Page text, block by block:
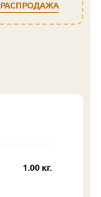
РАСПРОДАЖА
1.00 кг.